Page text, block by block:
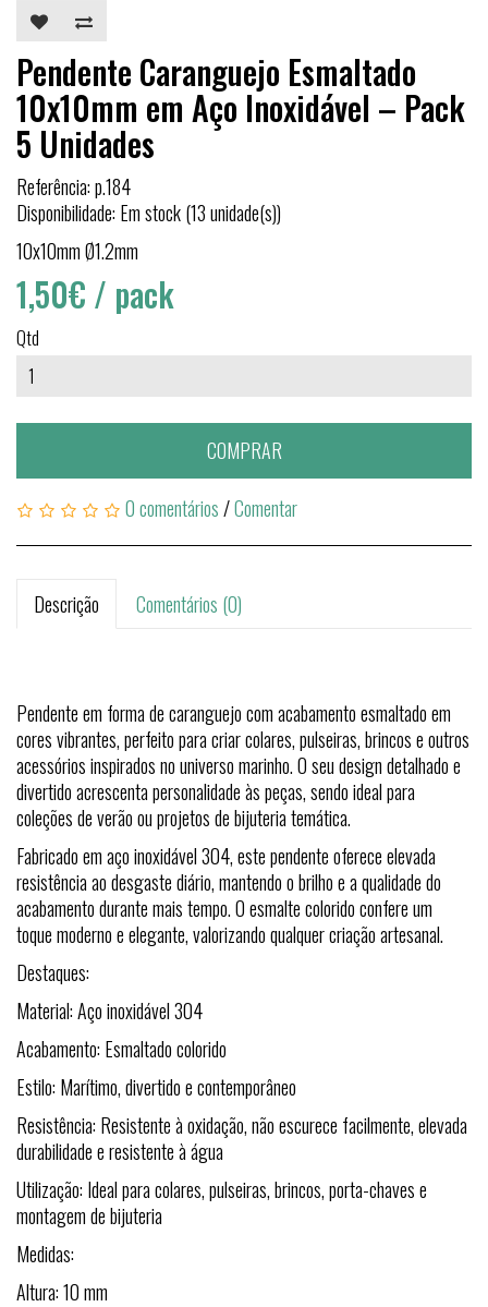
Pendente Caranguejo Esmaltado
10x10mm em Aço Inoxidável – Pack
5 Unidades
Referência: p.184
Disponibilidade: Em stock (13 unidade(s))
10x10mm Ø1.2mm
1,50€ / pack
Qtd
COMPRAR
0 comentários/Comentar
Descrição Comentários (0)
Pendente em forma de caranguejo com acabamento esmaltado em
cores vibrantes, perfeito para criar colares, pulseiras, brincos e outros
acessórios inspirados no universo marinho. O seu design detalhado e
divertido acrescenta personalidade às peças, sendo ideal para
coleções de verão ou projetos de bijuteria temática.
Fabricado em aço inoxidável 304, este pendente oferece elevada
resistência ao desgaste diário, mantendo o brilho e a qualidade do
acabamento durante mais tempo. O esmalte colorido confere um
toque moderno e elegante, valorizando qualquer criação artesanal.
Destaques:
Material: Aço inoxidável 304
Acabamento: Esmaltado colorido
Estilo: Marítimo, divertido e contemporâneo
Resistência: Resistente à oxidação, não escurece facilmente, elevada
durabilidade e resistente à água
Utilização: Ideal para colares, pulseiras, brincos, porta-chaves e
montagem de bijuteria
Medidas:
Altura: 10 mm